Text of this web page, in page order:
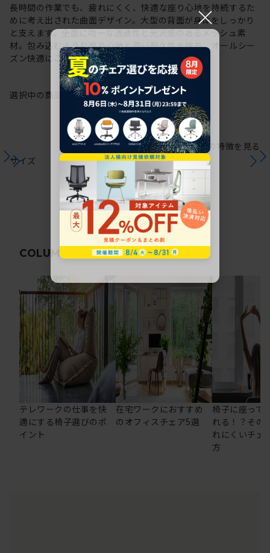
長時間の作業でも、疲れにくく、快適な座り心地を持続するた
めに考え出された曲面デザイン。大型の背面が身体をしっかり
と支えます。全面に均一な透過性と光沢感のあるメッシュ素
材。包み込むような座り心地と高い耐久性を持ち、オールシー
ズン快適にご使用いただけます。
選択中の商品情報保証注意事項
サイズ
シリーズの特徴を見る
COLUMN 関連コラム
テレワークの仕事を快
適にする椅子選びのポ
イント
在宅ワークにおすすめ
のオフィスチェア5選
椅子に座って
れる！？その
れにくいチェ
方
×